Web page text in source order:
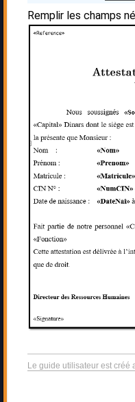
Remplir les champs
Le guide utilisateur est créé